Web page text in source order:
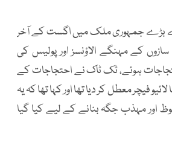
بڑے جمہوری ملک میں اگست کے آخر
کے مہنگے الاؤنسز اور پولیس کی
ہوئے، ٹک ٹاک نے احتجاجات کے
فیچر معطل کر دیا تھا اور کہا تھا کہ یہ
اور مہذب جگہ بنانے کے لیے کیا گیا